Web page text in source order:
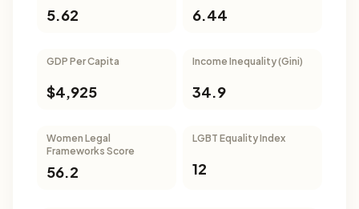
5.62 6.44
GDP Per Capita
$4,925
Income Inequality (Gini)
34.9
Women Legal
Frameworks Score
56.2
LGBT Equality Index
12